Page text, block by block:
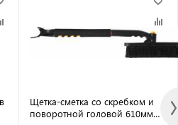
Щетка-сметка со скребком и
поворотной головой 610мм